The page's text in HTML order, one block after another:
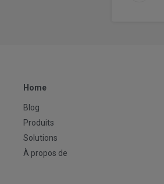
Home
Blog
Produits
Solutions
À propos de